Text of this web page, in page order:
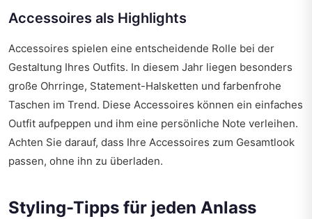
Accessoires als Highlights
Accessoires spielen eine entscheidende Rolle bei der
Gestaltung Ihres Outfits. In diesem Jahr liegen besonders
große Ohrringe, Statement-Halsketten und farbenfrohe
Taschen im Trend. Diese Accessoires können ein einfaches
Outfit aufpeppen und ihm eine persönliche Note verleihen.
Achten Sie darauf, dass Ihre Accessoires zum Gesamtlook
passen, ohne ihn zu überladen.
Styling-Tipps für jeden Anlass